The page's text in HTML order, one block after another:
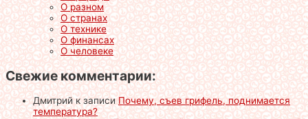
О разном
О странах
О технике
О финансах
О человеке
Свежие комментарии:
Дмитрийк записиПочему, съев грифель, поднимается
температура?